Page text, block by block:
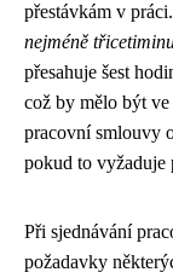
přestávkám v práci.
nejméně
přesahuje šest
což by mělo být
pracovní smlouvy
pokud to vyžaduje
Při sjednávání
požadavky